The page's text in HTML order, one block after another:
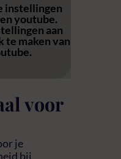
voor
je
bij
instellingen
youtube.
aan
te maken van